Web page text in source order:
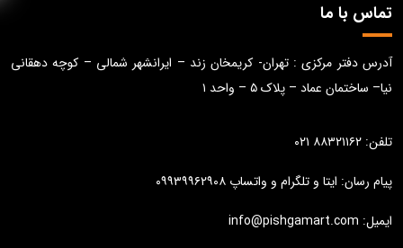
تماس با ما
آدرس دفتر مرکزی : تهران- کریمخان زند – ایرانشهر شمالی – کوچه دهقانی
نیا– ساختمان عماد – پلاک ۵ – واحد ۱
تلفن: ۸۸۳۲۱۱۶۲ ۰۲۱
پیام رسان: ایتا و تلگرام و واتساپ ۰۹۹۳۹۹۶۲۹۰۸
ایمیل: info@pishgamart.com